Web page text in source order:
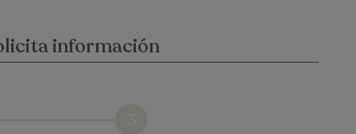
información